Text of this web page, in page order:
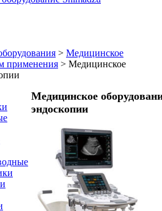
> Медицинское
применения > Медицинское
Медицинское
эндоскопии